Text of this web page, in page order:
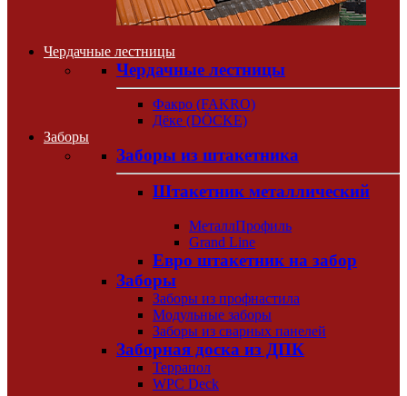
Чердачные лестницы
Чердачные лестницы
Факро (FAKRO)
Дёке (DÖCKE)
Заборы
Заборы из штакетника
Штакетник металлический
МеталлПрофиль
Grand Line
Евро штакетник на забор
Заборы
Заборы из профнастила
Модульные заборы
Заборы из сварных панелей
Заборная доска из ДПК
Террапол
WPC Deck